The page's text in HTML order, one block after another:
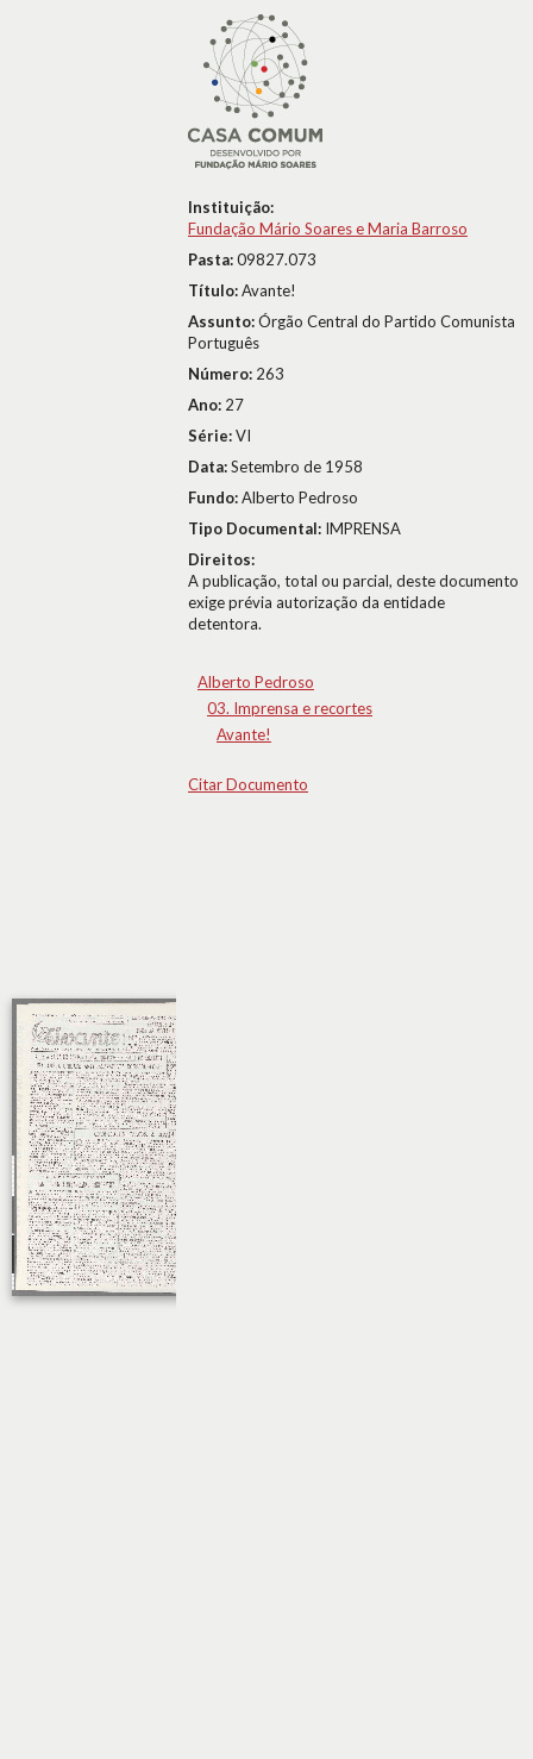
Instituição:
Fundação Mário Soares e Maria Barroso
Pasta:09827.073
Título:Avante!
Assunto:Órgão Central do Partido Comunista
Português
Número: 263
Ano: 27
Série:VI
Data:Setembro de 1958
Fundo:Alberto Pedroso
Tipo Documental: IMPRENSA
Direitos:
A publicação, total ou parcial, deste documento
exige prévia autorização da entidade
detentora.
Alberto Pedroso
03. Imprensa e recortes
Avante!
Citar Documento